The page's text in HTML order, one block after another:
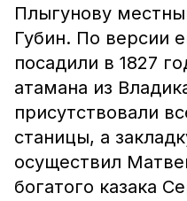
Плыгунову
Губин. По версии
посадили в 1827
атамана из
присутствовали
станицы, а
осуществил
богатого казака